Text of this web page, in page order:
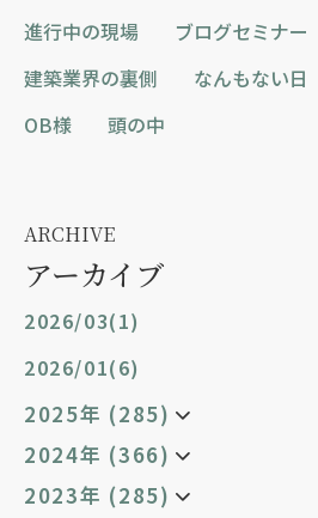
進行中の現場
ブログセミナー
建築業界の裏側
なんもない日
OB様
頭の中
ARCHIVE
アーカイブ
2026/03(1)
2026/01(6)
2025年 (285)
2024年 (366)
2023年 (285)